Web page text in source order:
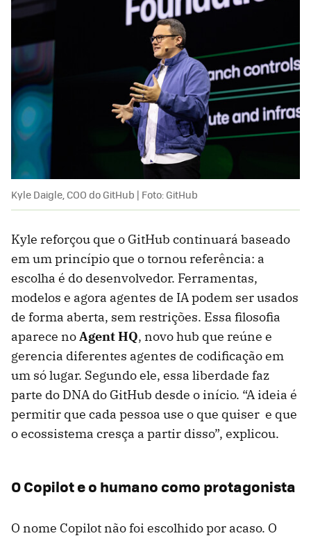
Kyle Daigle, COO do GitHub | Foto: GitHub
Kyle reforçou que o GitHub continuará baseado
em um princípio que o tornou referência: a
escolha é do desenvolvedor. Ferramentas,
modelos e agora agentes de IA podem ser usados
de forma aberta, sem restrições. Essa filosofia
aparece noAgent HQ, novo hub que reúne e
gerencia diferentes agentes de codificação em
um só lugar. Segundo ele, essa liberdade faz
parte do DNA do GitHub desde o início. “A ideia é
permitir que cada pessoa use o que quiser e que
o ecossistema cresça a partir disso”, explicou.
O Copilot e o humano como protagonista
O nome Copilot não foi escolhido por acaso. O